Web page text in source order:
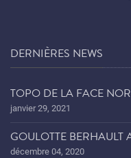
DERNIÈRES NEWS
TOPO DE LA FACE
janvier 29, 2021
GOULOTTE BERHAULT
décembre 04, 2020